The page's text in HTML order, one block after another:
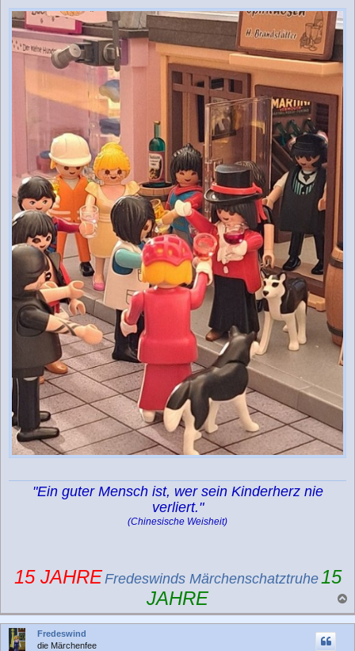
"Ein guter Mensch ist, wer sein Kinderherz nie
verliert."
(Chinesische Weisheit)
15 JAHRE Fredeswinds Märchenschatztruhe 15
JAHRE
a
c
Fredeswind
die Märchenfee